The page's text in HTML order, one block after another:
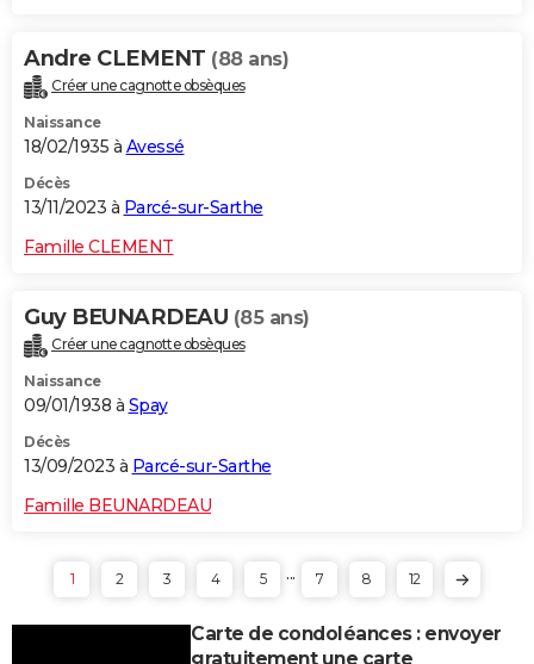
Andre CLEMENT (88 ans)
Créer une cagnotte obsèques
Naissance
18/02/1935 à Avessé
Décès
13/11/2023 à Parcé-sur-Sarthe
Famille CLEMENT
Guy BEUNARDEAU (85 ans)
Créer une cagnotte obsèques
Naissance
09/01/1938 à Spay
Décès
13/09/2023 à Parcé-sur-Sarthe
Famille BEUNARDEAU
1 2 3 4 5 ... 7 8 12
Carte de condoléances : envoyer
gratuitement une carte